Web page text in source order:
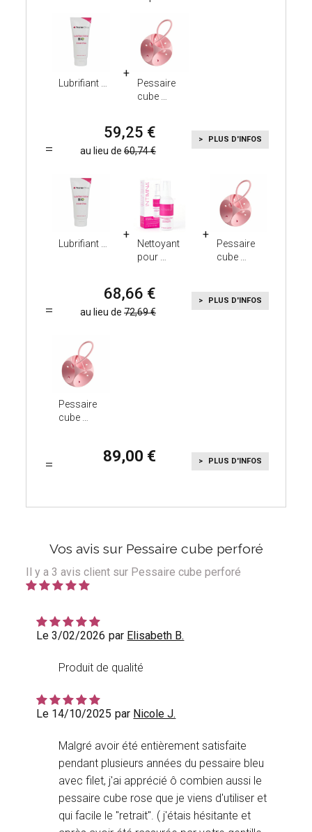
Lubrifiant
Pessaire
cube
59,25
au lieu de 60,74
PLUS D'INFOS
Lubrifiant
Nettoyant
pour
Pessaire
cube
68,66
au lieu de 72,69
PLUS D'INFOS
Pessaire
cube
89,00 PLUS D'INFOS
Vos avis sur Pessaire cube perforé
Il y a3 avis client sur Pessaire cube perforé
Le 3/02/2026 par Elisabeth B.
Produit de qualité
Le 14/10/2025 par Nicole J.
Malgré avoir été entièrement satisfaite
pendant plusieurs années du pessaire bleu
avec filet, j'ai apprécié ô combien aussi le
pessaire cube rose que je viens d'utiliser et
qui facile le "retrait". ( j'étais hésitante et